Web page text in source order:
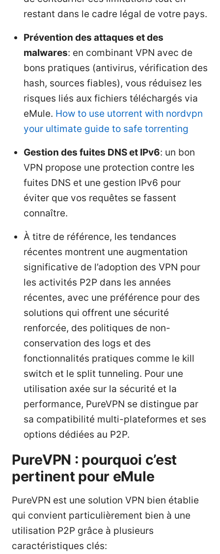
restant dans le cadre légal de votre pays.
Prévention des attaques et des
malwares: en combinant VPN avec de
bons pratiques (antivirus, vérification des
hash, sources fiables), vous réduisez les
risques liés aux fichiers téléchargés via
eMule. How to use utorrent with nordvpn
your ultimate guide to safe torrenting
Gestion des fuites DNS et IPv6: un bon
VPN propose une protection contre les
fuites DNS et une gestion IPv6 pour
éviter que vos requêtes se fassent
connaître.
À titre de référence, les tendances
récentes montrent une augmentation
significative de l’adoption des VPN pour
les activités P2P dans les années
récentes, avec une préférence pour des
solutions qui offrent une sécurité
renforcée, des politiques de non-
conservation des logs et des
fonctionnalités pratiques comme le kill
switch et le split tunneling. Pour une
utilisation axée sur la sécurité et la
performance, PureVPN se distingue par
sa compatibilité multi-plateformes et ses
options dédiées au P2P.
PureVPN : pourquoi c’est
pertinent pour eMule
PureVPN est une solution VPN bien établie
qui convient particulièrement bien à une
utilisation P2P grâce à plusieurs
caractéristiques clés: